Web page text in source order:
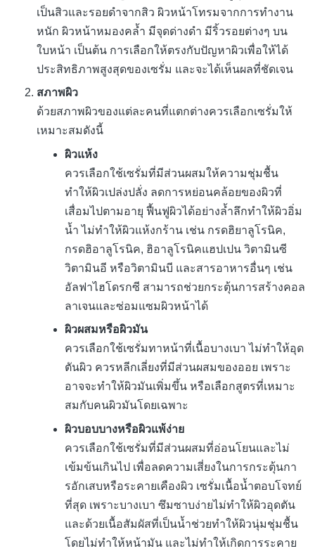
เป็นสิวและรอยดำจากสิว ผิวหน้าโทรมจากการทำงาน
หนัก ผิวหน้าหมองคล้ำ มีจุดด่างดำ มีริ้วรอยต่างๆ บน
ใบหน้า เป็นต้น การเลือกให้ตรงกับปัญหาผิวเพื่อให้ได้
ประสิทธิภาพสูงสุดของเซรั่ม และจะได้เห็นผลที่ชัดเจน
สภาพผิว
ด้วยสภาพผิวของแต่ละคนที่แตกต่างควรเลือกเซรั่มให้
เหมาะสมดังนี้
ผิวแห้ง
ควรเลือกใช้เซรั่มที่มีส่วนผสมให้ความชุ่มชื้น
ทำให้ผิวเปล่งปลั่ง ลดการหย่อนคล้อยของผิวที่
เสื่อมไปตามอายุ ฟื้นฟูผิวได้อย่างล้ำลึกทำให้ผิวอิ่ม
น้ำ ไม่ทำให้ผิวแห้งกร้าน เช่น กรดฮิยาลูโรนิค,
กรดฮิอาลูโรนิค, ฮิอาลูโรนิคแฮปเปน วิตามินซี
วิตามินอี หรือวิตามินบี และสารอาหารอื่นๆ เช่น
อัลฟาไฮโดรกซี สามารถช่วยกระตุ้นการสร้างคอล
ลาเจนและซ่อมแซมผิวหน้าได้
ผิวผสมหรือผิวมัน
ควรเลือกใช้เซรั่มทาหน้าที่เนื้อบางเบา ไม่ทำให้อุด
ตันผิว ควรหลีกเลี่ยงที่มีส่วนผสมของออย เพราะ
อาจจะทำให้ผิวมันเพิ่มขึ้น หรือเลือกสูตรที่เหมาะ
สมกับคนผิวมันโดยเฉพาะ
ผิวบอบบางหรือผิวแพ้ง่าย
ควรเลือกใช้เซรั่มที่มีส่วนผสมที่อ่อนโยนและไม่
เข้มข้นเกินไป เพื่อลดความเสี่ยงในการกระตุ้นกา
รอักเสบหรือระคายเคืองผิว เซรั่มเนื้อน้ำตอบโจทย์
ที่สุด เพราะบางเบา ซึมซาบง่ายไม่ทำให้ผิวอุดตัน
และด้วยเนื้อสัมผัสที่เป็นน้ำช่วยทำให้ผิวนุ่มชุ่มชื้น
โดยไม่ทำให้หน้ามัน และไม่ทำให้เกิดการระคาย